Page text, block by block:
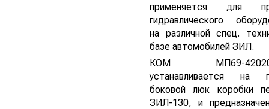
применяется для
гидравлического
на различной спец.
базе автомобилей ЗИЛ.
КОМ МП69-
устанавливается на
боковой люк коробки
ЗИЛ-130, и